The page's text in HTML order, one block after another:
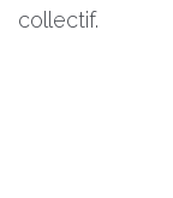
collectif.